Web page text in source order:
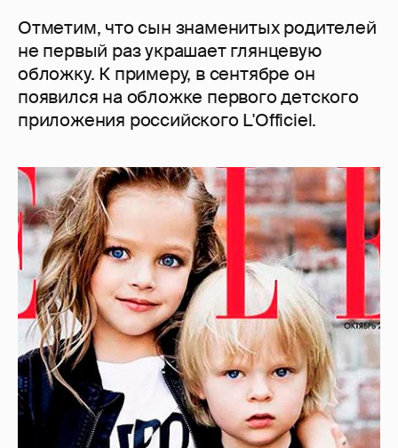
Отметим, что сын знаменитых родителей
не первый раз украшает глянцевую
обложку. К примеру, в сентябре он
появился на обложке первого детского
приложения российского L'Officiel.